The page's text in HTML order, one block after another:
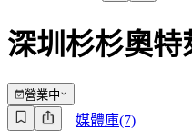
深圳杉杉奧特
營業中
媒體庫(7)